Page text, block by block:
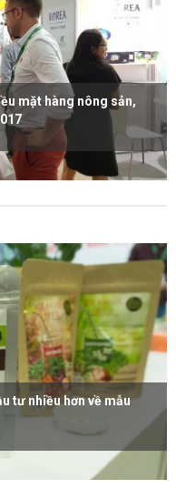
mặt hàng nông sản,
tư nhiều hơn về mẫu